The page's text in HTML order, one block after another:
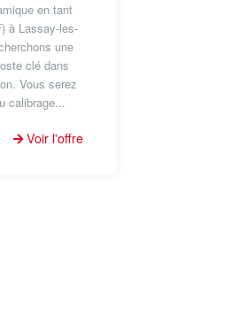
en tant
à Lassay-les-
une
clé dans
Vous serez
calibrage...
Voir l'offre